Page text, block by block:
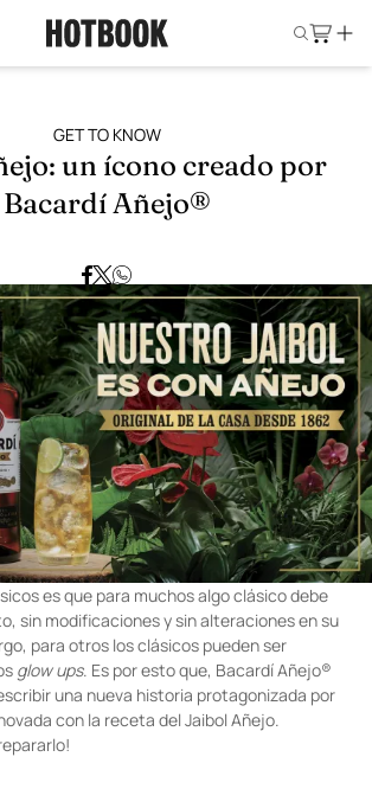
GET TO KNOW
un ícono creado por
Bacardí Añejo®
es que para muchos algo clásico debe
sin modificaciones y sin alteraciones en su
para otros los clásicos pueden ser
glow ups. Es por esto que, Bacardí Añejo®
una nueva historia protagonizada por
con la receta del Jaibol Añejo.